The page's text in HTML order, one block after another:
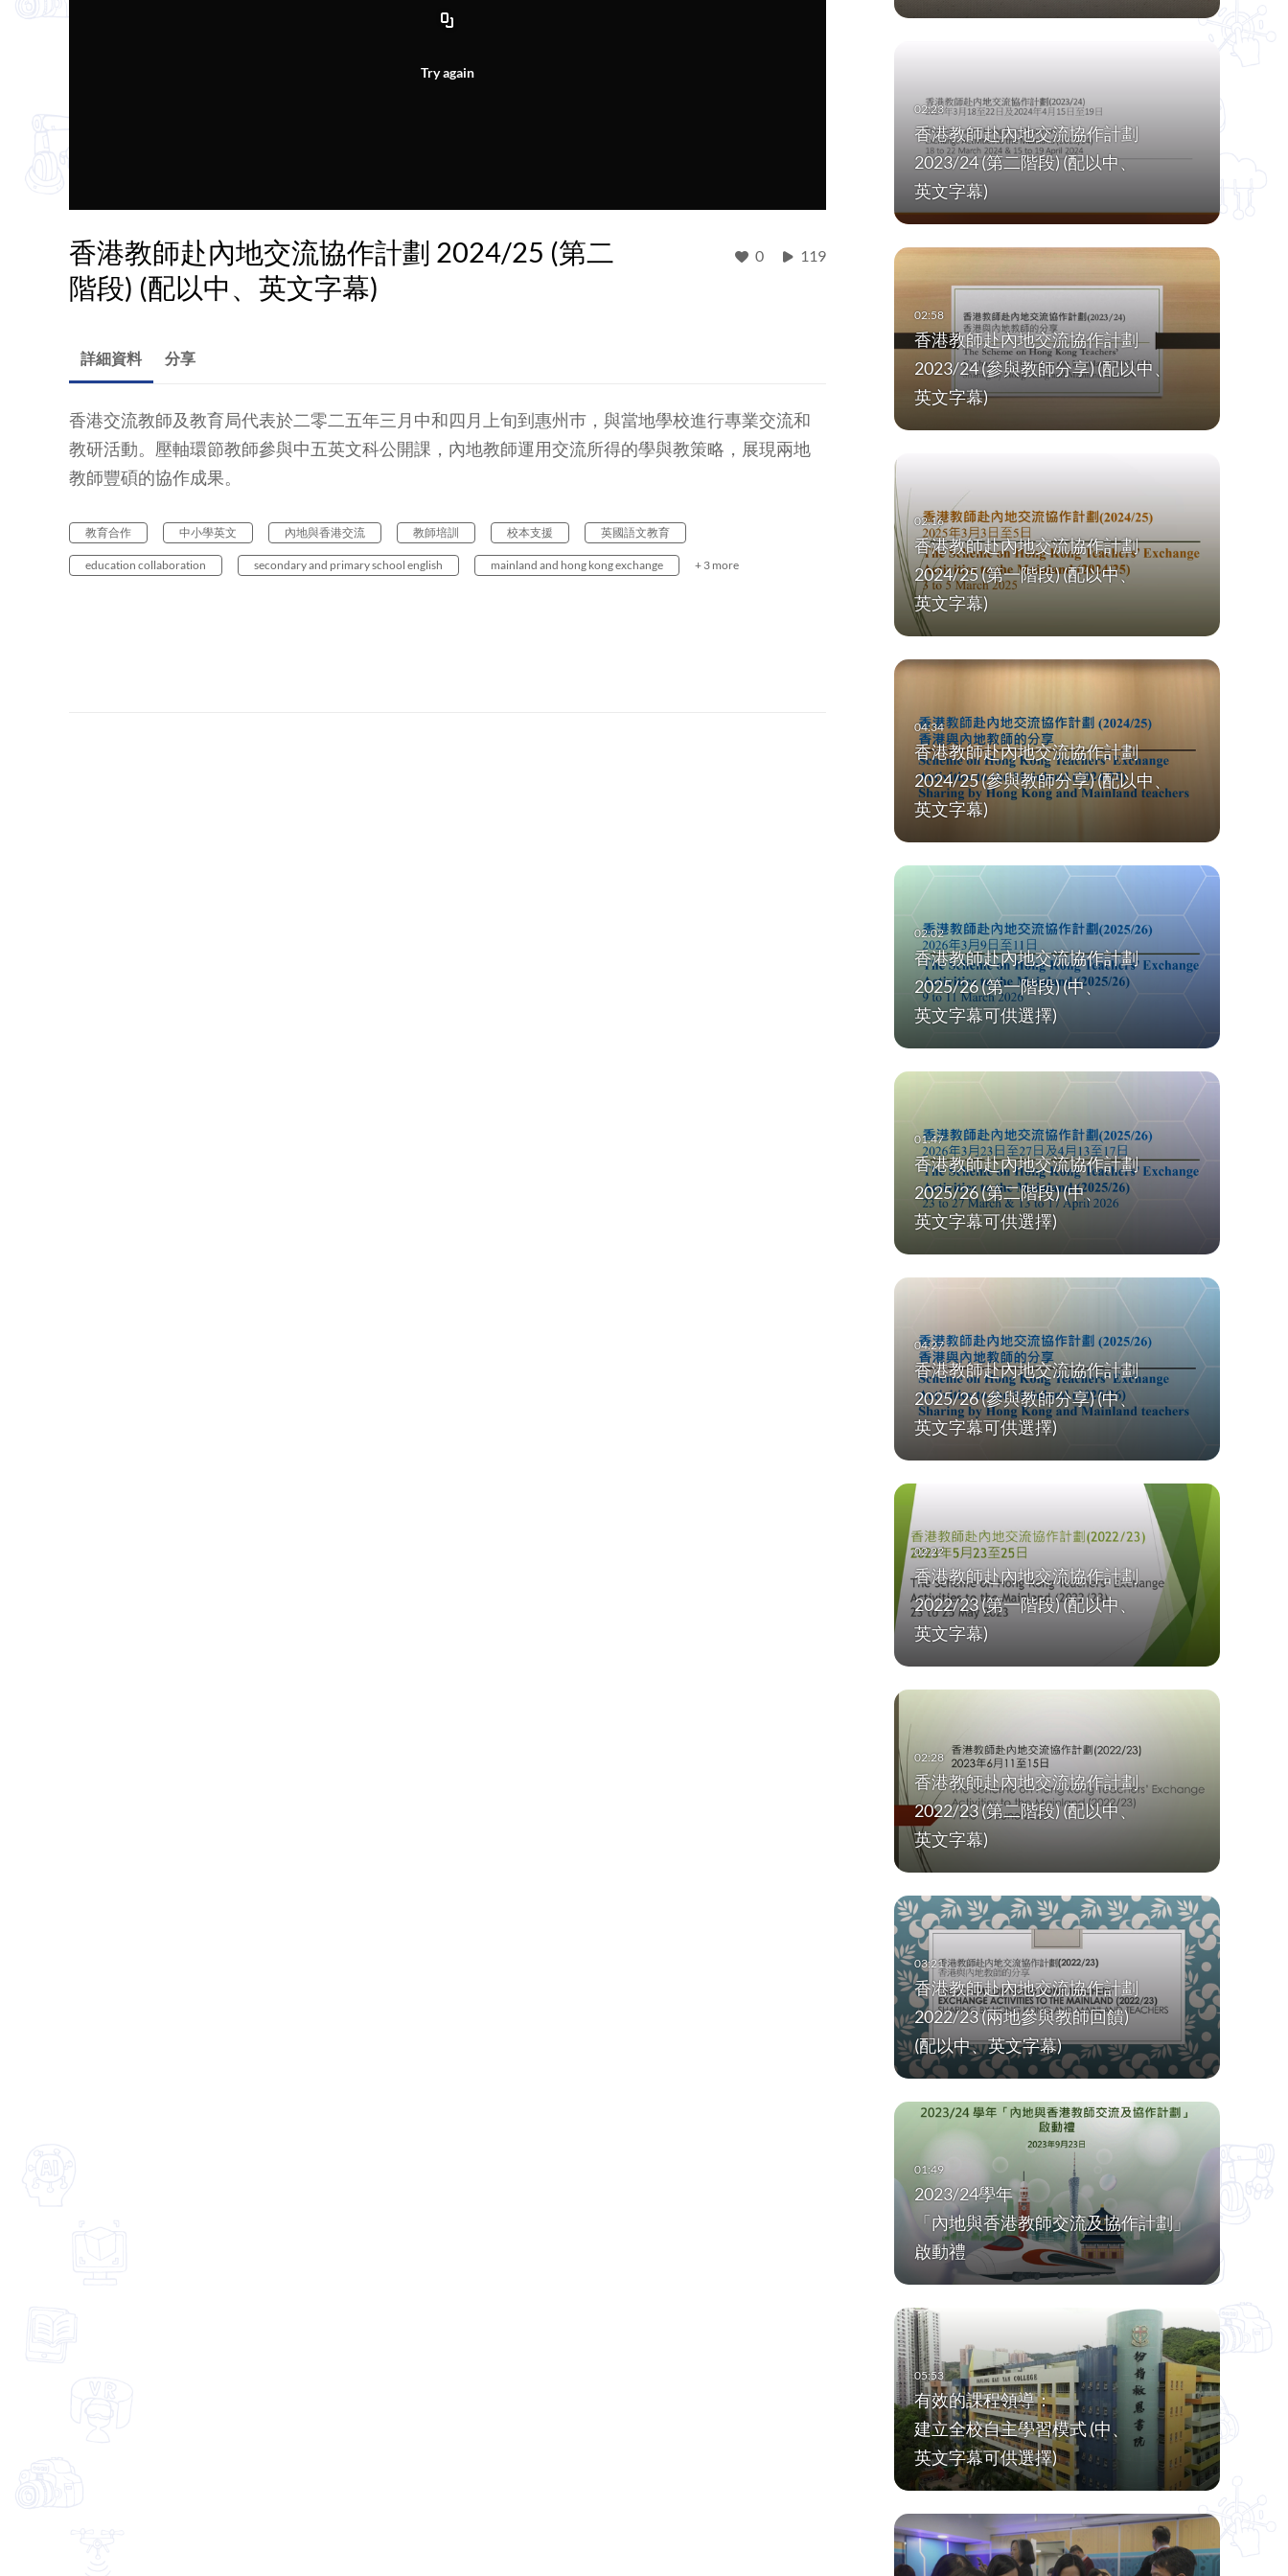
Try again
香港教師赴內地交流協作計劃 2024/25 (第二
階段) (配以中、英文字幕)
0 119
香港教師赴內地交流協作計劃
2023/24 (第二階段) (配以中、
英文字幕)
香港教師赴內地交流協作計劃
2023/24 (參與教師分享) (配以中、
英文字幕)
香港教師赴內地交流協作計劃
2024/25 (第一階段) (配以中、
英文字幕)
香港教師赴內地交流協作計劃
2024/25 (參與教師分享) (配以中、
英文字幕)
香港教師赴內地交流協作計劃
2025/26 (第一階段) (中、
英文字幕可供選擇)
香港教師赴內地交流協作計劃
2025/26 (第二階段) (中、
英文字幕可供選擇)
香港教師赴內地交流協作計劃
2025/26 (參與教師分享) (中、
英文字幕可供選擇)
香港教師赴內地交流協作計劃
2022/23 (第一階段) (配以中、
英文字幕)
香港教師赴內地交流協作計劃
2022/23 (第二階段) (配以中、
英文字幕)
香港教師赴內地交流協作計劃
2022/23 (兩地參與教師回饋)
(配以中、英文字幕)
2023/24學年
「內地與香港教師交流及協作計劃」
啟動禮
有效的課程領導：
建立全校自主學習模式 (中、
英文字幕可供選擇)
詳細資料 分享
香港交流教師及教育局代表於二零二五年三月中和四月上旬到惠州巿，與當地學校進行專業交流和
教研活動。壓軸環節教師參與中五英文科公開課，內地教師運用交流所得的學與教策略，展現兩地
教師豐碩的協作成果。
教育合作 中小學英文 內地與香港交流 教師培訓 校本支援 英國語文教育
education collaboration secondary and primary school english mainland and hong kong exchange + 3 more